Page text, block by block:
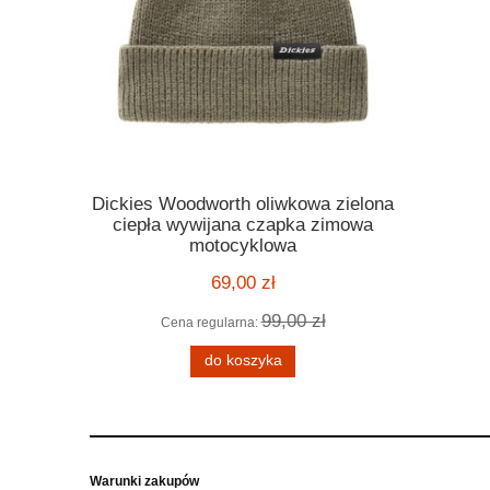
Dickies Woodworth oliwkowa zielona
ciepła wywijana czapka zimowa
motocyklowa
69,00 zł
Cena regularna:99,00 zł
do koszyka
Warunki zakupów